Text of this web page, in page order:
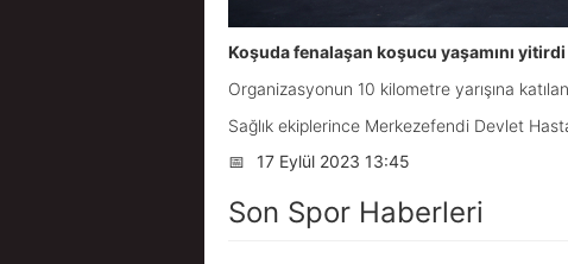
Koşuda fenalaşan koşucu yaşamını yitirdi
Organizasyonun 10 kilometre yarışına
Sağlık ekiplerince Merkezefendi Devlet
📅
17 Eylül 2023 13:45
Son Spor Haberleri